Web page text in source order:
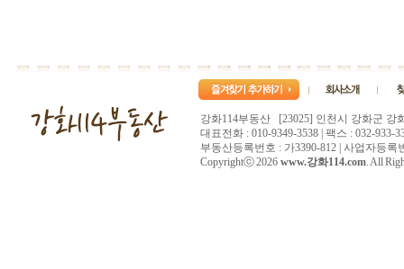
강화114부동산 [23025] 인천시 강화군 강
대표전화 : 010-9349-3538 | 팩스 : 032-933-
부동산등록번호 : 가3390-812 | 사업자등록
Copyrightⓒ 2026 www.강화114.com. All